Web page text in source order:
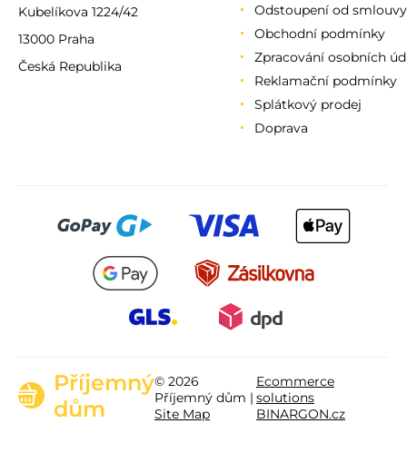
Kubelíkova 1224/42
13000 Praha
Česká Republika
Odstoupení od smlouvy
Obchodní podmínky
Zpracování osobních
Reklamační podmínky
Splátkový prodej
Doprava
Příjemný
dům
© 2026
Příjemný dům |
Site Map
Ecommerce
solutions
BINARGON.cz